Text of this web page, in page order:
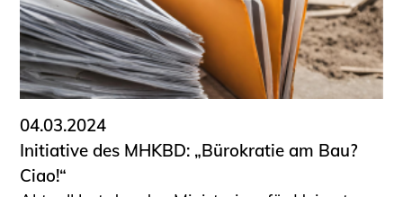
04.03.2024
Initiative des MHKBD: „Bürokratie am Bau?
Ciao!“